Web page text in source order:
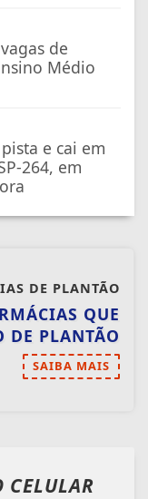
de
Médio
e cai em
264, em
DE PLANTÃO
QUE
DE PLANTÃO
SAIBA MAIS
CELULAR